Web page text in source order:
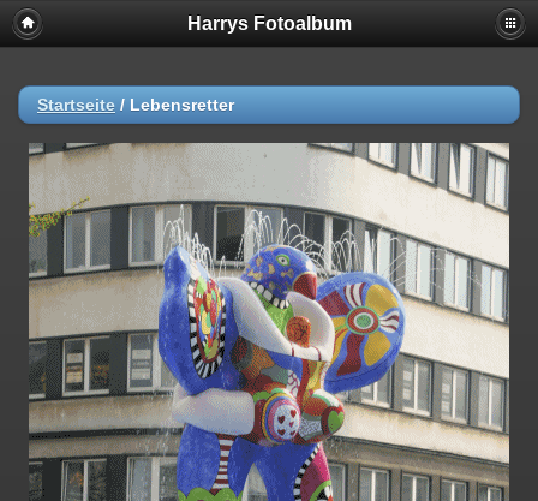
Harrys Fotoalbum
Startseite / Lebensretter